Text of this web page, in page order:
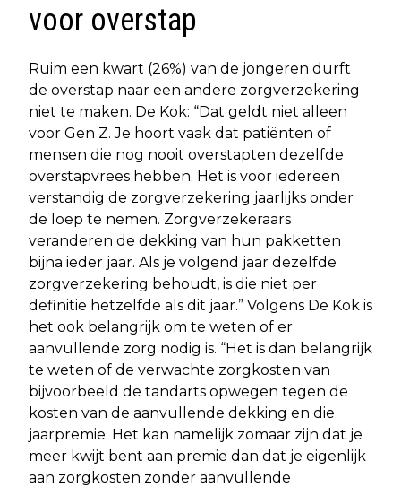
voor overstap
Ruim een kwart (26%) van de jongeren durft
de overstap naar een andere zorgverzekering
niet te maken. De Kok: “Dat geldt niet alleen
voor Gen Z. Je hoort vaak dat patiënten of
mensen die nog nooit overstapten dezelfde
overstapvrees hebben. Het is voor iedereen
verstandig de zorgverzekering jaarlijks onder
de loep te nemen. Zorgverzekeraars
veranderen de dekking van hun pakketten
bijna ieder jaar. Als je volgend jaar dezelfde
zorgverzekering behoudt, is die niet per
definitie hetzelfde als dit jaar.” Volgens De Kok is
het ook belangrijk om te weten of er
aanvullende zorg nodig is. “Het is dan belangrijk
te weten of de verwachte zorgkosten van
bijvoorbeeld de tandarts opwegen tegen de
kosten van de aanvullende dekking en die
jaarpremie. Het kan namelijk zomaar zijn dat je
meer kwijt bent aan premie dan dat je eigenlijk
aan zorgkosten zonder aanvullende